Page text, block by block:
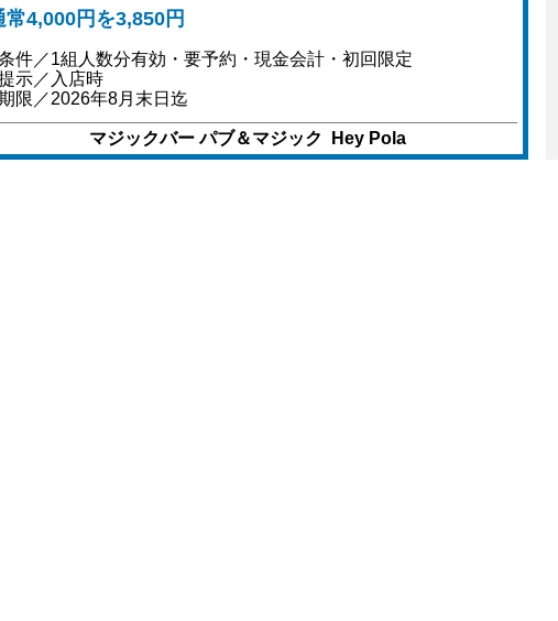
常4,000円を3,850円
件／1組人数分有効・要予約・現金会計・初回限定
示／入店時
限／2026年8月末日迄
マジックバー パブ＆マジック Hey Pola